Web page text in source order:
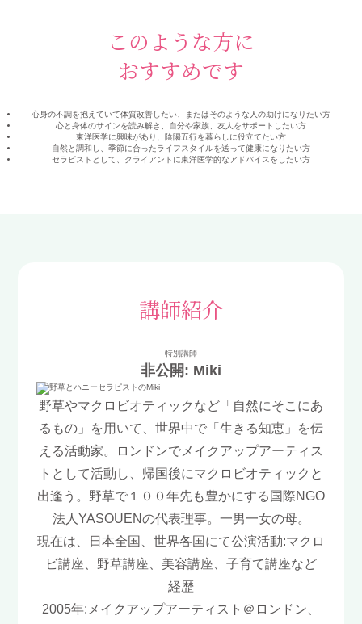
このような方に
おすすめです
心身の不調を抱えていて体質改善したい、またはそのような人の助けになりたい方
心と身体のサインを読み解き、自分や家族、友人をサポートしたい方
東洋医学に興味があり、陰陽五行を暮らしに役立てたい方
自然と調和し、季節に合ったライフスタイルを送って健康になりたい方
セラピストとして、クライアントに東洋医学的なアドバイスをしたい方
講師紹介
特別講師
非公開: Miki
野草やマクロビオティックなど「自然にそこにあ
るもの」を用いて、世界中で「生きる知恵」を伝
える活動家。ロンドンでメイクアップアーティス
トとして活動し、帰国後にマクロビオティックと
出逢う。野草で１００年先も豊かにする国際NGO
法人YASOUENの代表理事。一男一女の母。
現在は、日本全国、世界各国にて公演活動:マクロ
ビ講座、野草講座、美容講座、子育て講座など
経歴
2005年:メイクアップアーティスト＠ロンドン、